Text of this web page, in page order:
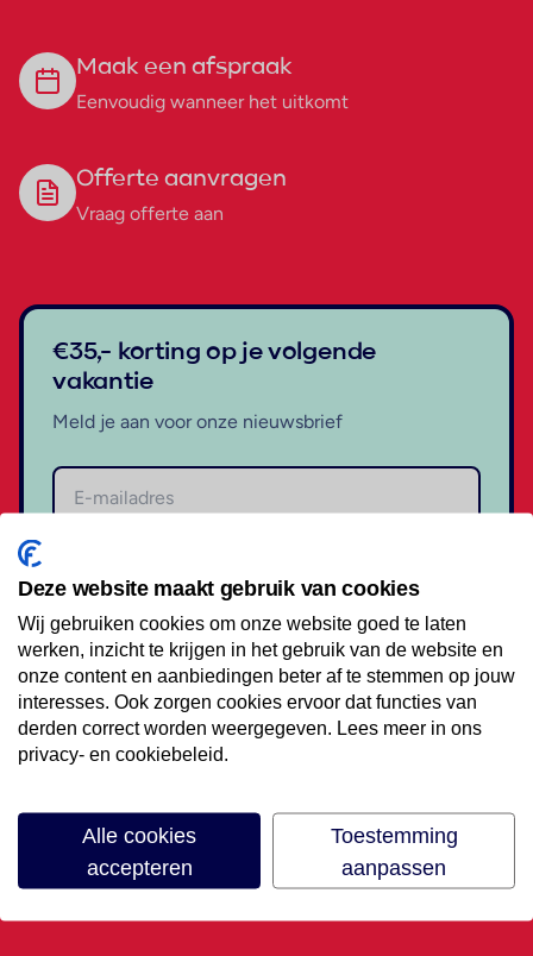
Maak een afspraak
Eenvoudig wanneer het uitkomt
Offerte aanvragen
Vraag offerte aan
€35,- korting op je volgende
vakantie
Meld je aan voor onze nieuwsbrief
Volg ons op social media
Deze website maakt gebruik van cookies
Wij gebruiken cookies om onze website goed te laten
werken, inzicht te krijgen in het gebruik van de website en
onze content en aanbiedingen beter af te stemmen op jouw
interesses. Ook zorgen cookies ervoor dat functies van
derden correct worden weergegeven. Lees meer in ons
privacy- en cookiebeleid.
Alle cookies
accepteren
Toestemming
aanpassen